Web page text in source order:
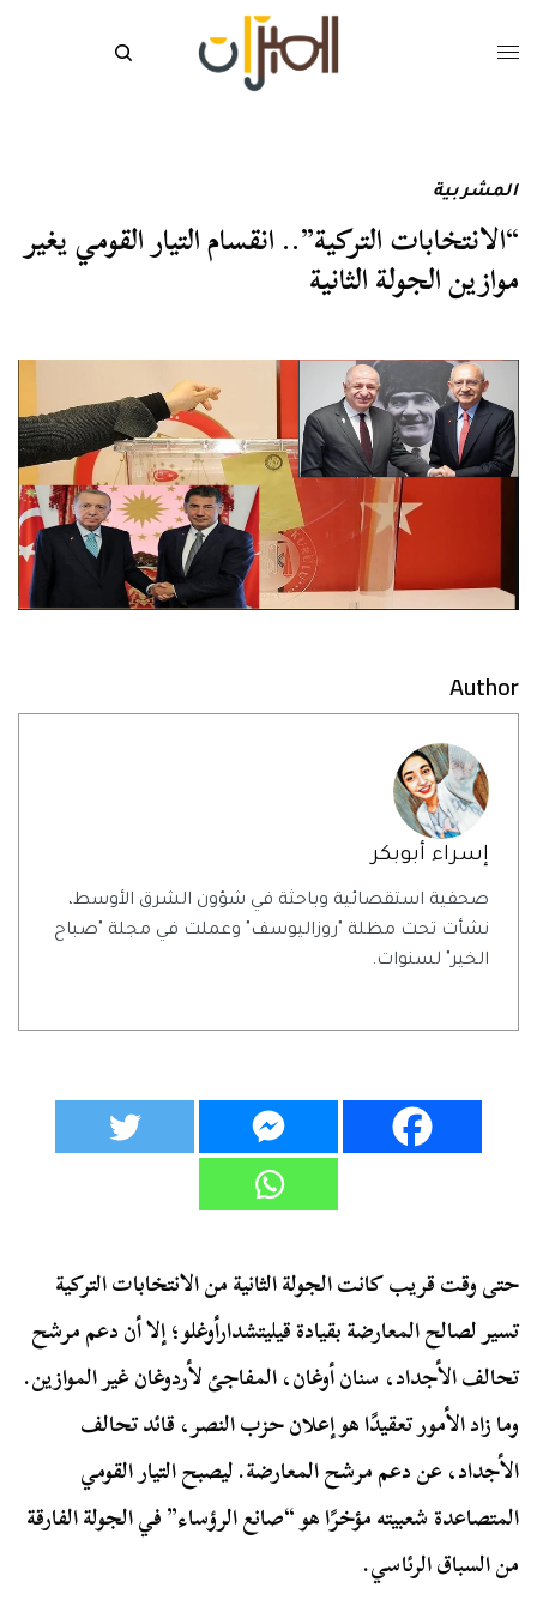
المشربية
“الانتخابات التركية”.. انقسام التيار القومي يغير
موازين الجولة الثانية
Author
إسراء أبوبكر
صحفية استقصائية وباحثة في شؤون الشرق الأوسط،
نشأت تحت مظلة "روزاليوسف" وعملت في مجلة "صباح
الخير" لسنوات.
حتى وقت قريب كانت الجولة الثانية من الانتخابات التركية
تسير لصالح المعارضة بقيادة قيليتشدارأوغلو؛ إلا أن دعم مرشح
تحالف الأجداد، سنان أوغان، المفاجئ لأردوغان غير الموازين.
وما زاد الأمور تعقيدًا هو إعلان حزب النصر، قائد تحالف
الأجداد، عن دعم مرشح المعارضة. ليصبح التيار القومي
المتصاعدة شعبيته مؤخرًا هو “صانع الرؤساء” في الجولة الفارقة
من السباق الرئاسي.